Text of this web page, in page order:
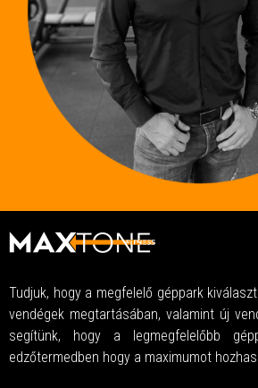
Tudjuk, hogy a megfelelő géppark
vendégek megtartásában, valamint új
segítünk, hogy a legmegfelelőbb
edzőtermedben hogy a maximumot